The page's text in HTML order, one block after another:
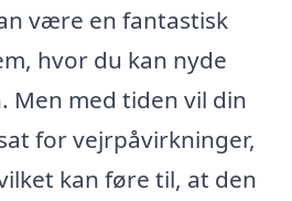
være en fantastisk
hvor du kan nyde
Men med tiden vil din
for vejrpåvirkninger,
kan føre til, at den